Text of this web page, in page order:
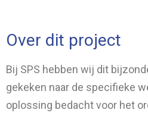
Over dit project
Bij SPS hebben wij dit
gekeken naar de specifieke
oplossing bedacht voor het